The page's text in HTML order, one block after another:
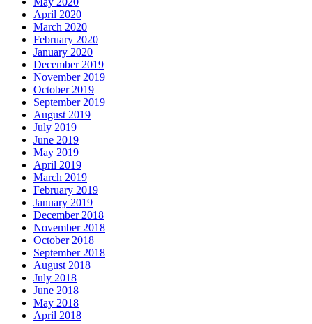
April 2020
March 2020
February 2020
January 2020
December 2019
November 2019
October 2019
September 2019
August 2019
July 2019
June 2019
May 2019
April 2019
March 2019
February 2019
January 2019
December 2018
November 2018
October 2018
September 2018
August 2018
July 2018
June 2018
May 2018
April 2018